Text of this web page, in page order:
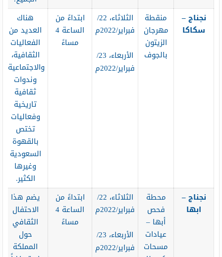
نجناج –
سكاكا
منقطة
مهرجان
الزيتون
بالجوف
الثلاثاء، 22/
فبراير/2022م
الأربعاء، 23/
فبراير/2022م
ابتداءً من
الساعة 4
مساءً
هناك
العديد من
الفعاليات
الثقافية،
والاجتماعية،
وندوات
ثقافية
تاريخية
وفعاليات
تختص
بالقهوة
السعودية
وغيرها
الكثير.
نجناج –
ابها
محطة
فحص
أبها –
عيادات
مسحات
الثلاثاء، 22/
فبراير/2022م
الأربعاء، 23/
فبراير/2022م
ابتداءً من
الساعة 4
مساءً
يضم هذا
الاحتفال
الثقافي
حول
المملكة